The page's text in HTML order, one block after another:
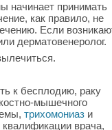
начинает принимать
как правило, не
Если
дерматовенеролог.
к бесплодию, раку
мышечного
трихомониаз и
врача,